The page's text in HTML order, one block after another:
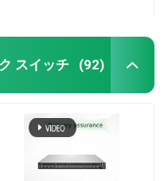
スイッチ (92)